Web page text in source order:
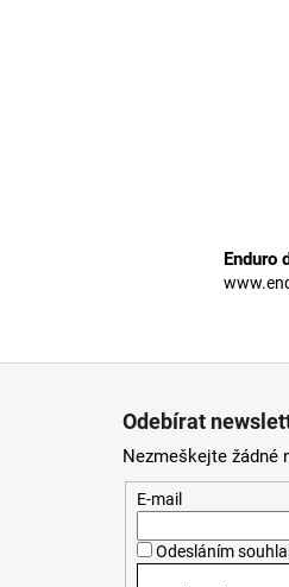
Enduro
Odebírat
Nezmeškejte žádné
E-mail
Odesláním